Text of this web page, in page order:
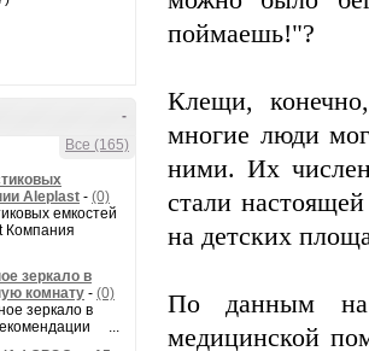
-
Все (165)
Aleplast - (0)
емкостей
Компания
зеркало в
комнату - (0)
зеркало в
...
поймаешь!"?
Клещи,
многие люди
ними. Их
стали
на детских
По данным на
медицинской